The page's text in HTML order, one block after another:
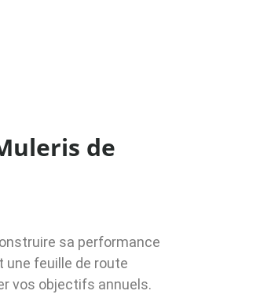
de
sa performance
une feuille de route
vos objectifs annuels.